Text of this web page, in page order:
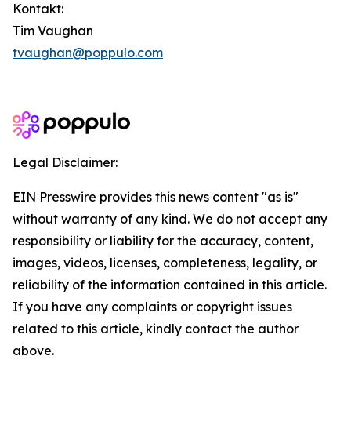
Kontakt:
Tim Vaughan
tvaughan@poppulo.com
Legal Disclaimer:
EIN Presswire provides this news content "as is"
without warranty of any kind. We do not accept any
responsibility or liability for the accuracy, content,
images, videos, licenses, completeness, legality, or
reliability of the information contained in this article.
If you have any complaints or copyright issues
related to this article, kindly contact the author
above.